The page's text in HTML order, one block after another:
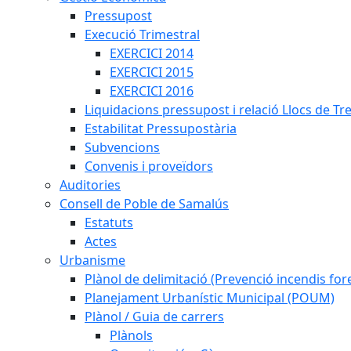
Pressupost
Execució Trimestral
EXERCICI 2014
EXERCICI 2015
EXERCICI 2016
Liquidacions pressupost i relació Llocs de
Estabilitat Pressupostària
Subvencions
Convenis i proveïdors
Auditories
Consell de Poble de Samalús
Estatuts
Actes
Urbanisme
Plànol de delimitació (Prevenció incendis
Planejament Urbanístic Municipal (POUM)
Plànol / Guia de carrers
Plànols